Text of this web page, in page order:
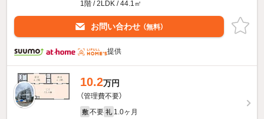
1階 / 2LDK / 44.1㎡
お問い合わせ （無料）
提供
10.2万円
（管理費不要）
敷 不要 礼 1.0ヶ月